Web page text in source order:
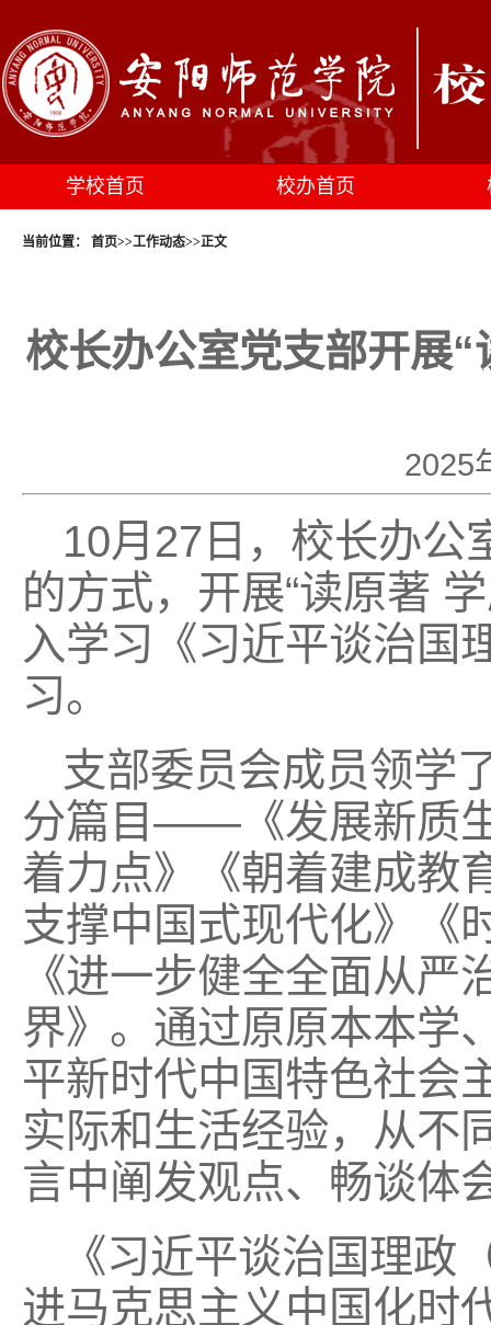
学校首页 校办首页
当前位置： 首页>>工作动态>>正文
校长办公室党支部开展
2025
10月27日，校长办公
的方式，开展“读原著
入学习《习近平谈治国
习。
支部委员会成员领学
分篇目——《发展新质
着力点》《朝着建成教
支撑中国式现代化》《
《进一步健全全面从
界》。通过原原本本学
平新时代中国特色社会
实际和生活经验，从不
言中阐发观点、畅谈体
《习近平谈治国理政
进马克思主义中国化时